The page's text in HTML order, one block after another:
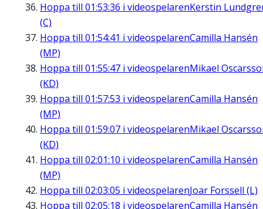
Hoppa till 01:53:36 i videospelarenKerstin
(C)
Hoppa till 01:54:41 i videospelarenCamilla Hansén
(MP)
Hoppa till 01:55:47 i videospelarenMikael
(KD)
Hoppa till 01:57:53 i videospelarenCamilla Hansén
(MP)
Hoppa till 01:59:07 i videospelarenMikael
(KD)
Hoppa till 02:01:10 i videospelarenCamilla Hansén
(MP)
Hoppa till 02:03:05 i videospelarenJoar Forssell (L)
Hoppa till 02:05:18 i videospelarenCamilla Hansén